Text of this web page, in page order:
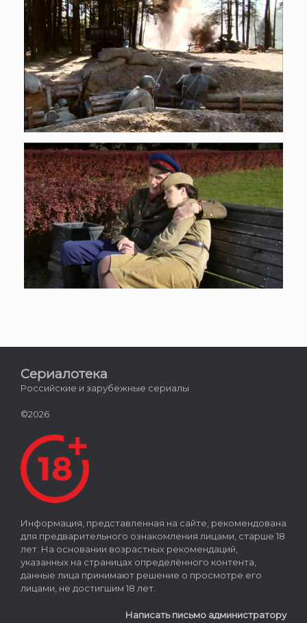
Сериалотека
Российские и зарубежные сериалы
©2026
Информация, представленная на сайте, рекомендована
для предварительного ознакомления лицами, старше 18
лет. На основании возрастных рекомендаций,
указанных на страницах определённого контента,
данные лица принимают решение о просмотре его
лицами, не достигшим 18 лет.
Написать письмо администратору